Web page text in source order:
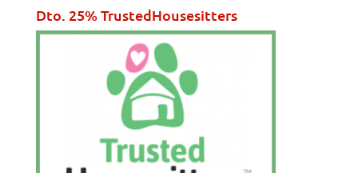
Dto. 25% TrustedHousesitters